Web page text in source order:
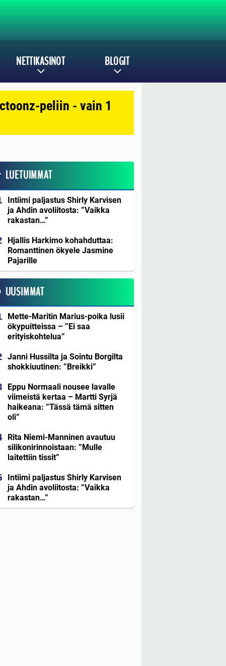
NETTIKASINOT BLOGIT
peliin - vain 1
LUETUIMMAT
Intiimi paljastus Shirly Karvisen
ja Ahdin avoliitosta: ”Vaikka
rakastan…”
Hjallis Harkimo kohahduttaa:
Romanttinen ökyele Jasmine
Pajarille
UUSIMMAT
Mette-Maritin Marius-poika lusii
ökypuitteissa – ”Ei saa
erityiskohtelua”
Janni Hussilta ja Sointu Borgilta
shokkiuutinen: ”Breikki”
Eppu Normaali nousee lavalle
viimeistä kertaa – Martti Syrjä
haikeana: ”Tässä tämä sitten
oli”
Rita Niemi-Manninen avautuu
silikonirinnoistaan: ”Mulle
laitettiin tissit”
Intiimi paljastus Shirly Karvisen
ja Ahdin avoliitosta: ”Vaikka
rakastan…”